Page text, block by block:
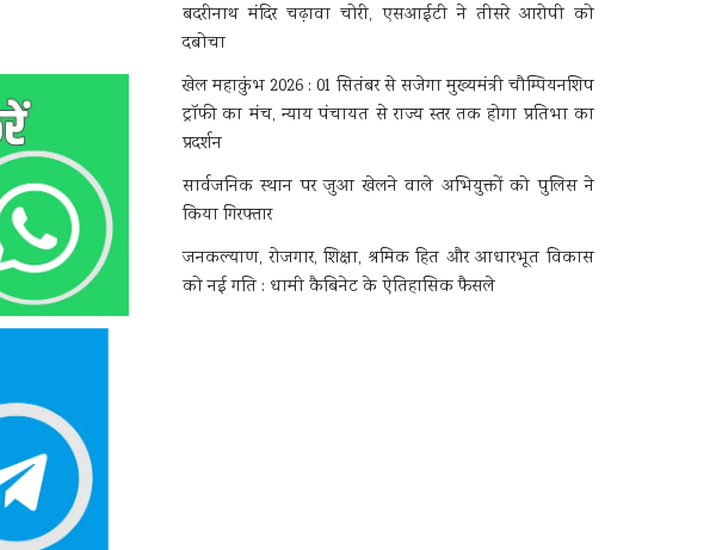
बदरीनाथ मंदिर चढ़ावा चोरी, एसआईटी ने तीसरे आरोपी को
दबोचा
खेल महाकुंभ 2026 : 01 सितंबर से सजेगा मुख्यमंत्री चौम्पियनशिप
ट्रॉफी का मंच, न्याय पंचायत से राज्य स्तर तक होगा प्रतिभा का
प्रदर्शन
सार्वजनिक स्थान पर जुआ खेलने वाले अभियुक्तों को पुलिस ने
किया गिरफ्तार
जनकल्याण, रोजगार, शिक्षा, श्रमिक हित और आधारभूत विकास
को नई गति : धामी कैबिनेट के ऐतिहासिक फैसले